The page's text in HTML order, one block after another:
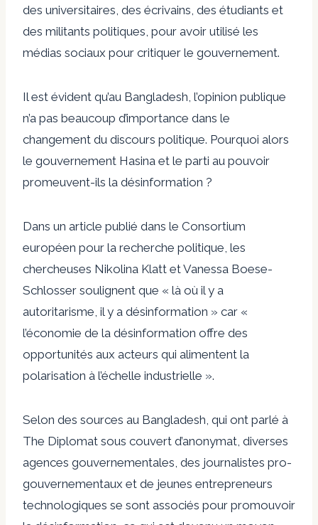
des universitaires, des écrivains, des étudiants et
des militants politiques, pour avoir utilisé les
médias sociaux pour critiquer le gouvernement.
Il est évident qu’au Bangladesh, l’opinion publique
n’a pas beaucoup d’importance dans le
changement du discours politique. Pourquoi alors
le gouvernement Hasina et le parti au pouvoir
promeuvent-ils la désinformation ?
Dans un article publié dans le Consortium
européen pour la recherche politique, les
chercheuses Nikolina Klatt et Vanessa Boese-
Schlosser soulignent que « là où il y a
autoritarisme, il y a désinformation » car «
l’économie de la désinformation offre des
opportunités aux acteurs qui alimentent la
polarisation à l’échelle industrielle ».
Selon des sources au Bangladesh, qui ont parlé à
The Diplomat sous couvert d’anonymat, diverses
agences gouvernementales, des journalistes pro-
gouvernementaux et de jeunes entrepreneurs
technologiques se sont associés pour promouvoir